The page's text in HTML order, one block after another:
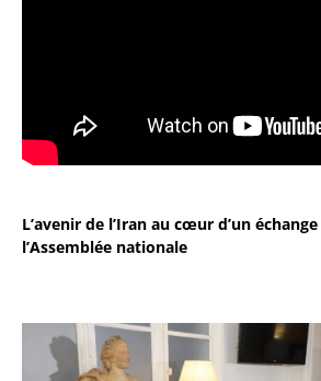
L’avenir de l’Iran au cœur d’un
l’Assemblée nationale